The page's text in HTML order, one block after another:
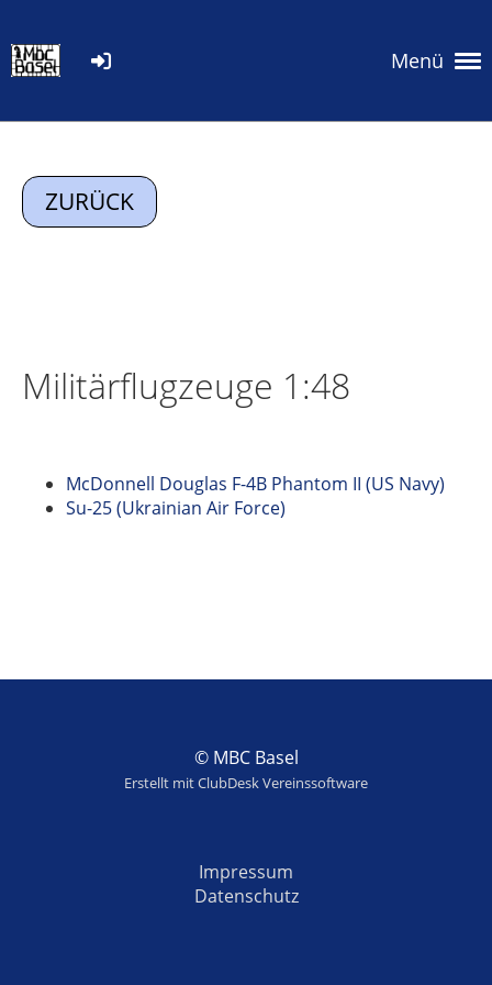
Menü
ZURÜCK
Militärflugzeuge 1:48
McDonnell Douglas F-4B Phantom II (US Navy)
Su-25 (Ukrainian Air Force)
© MBC Basel
Erstellt mit ClubDesk Vereinssoftware
Impressum
Datenschutz